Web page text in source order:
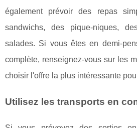
également prévoir des repas
sandwichs, des pique-niques,
salades. Si vous êtes en demi-
complète, renseignez-vous sur les
choisir l'offre la plus intéressante
Utilisez les transports en